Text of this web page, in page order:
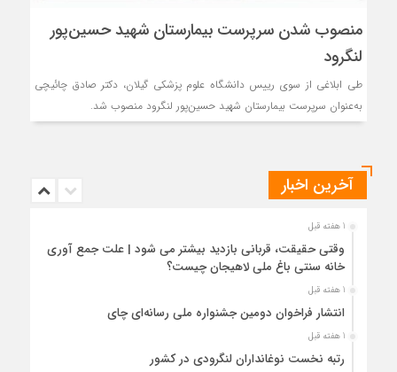
منصوب شدن سرپرست بیمارستان شهید حسین‌پور
لنگرود
طی ابلاغی از سوی رییس دانشگاه علوم پزشکی گیلان، دکتر صادق چائیچی
به‌عنوان سرپرست بیمارستان شهید حسین‌پور لنگرود منصوب شد.
آخرین اخبار
1 هفته قبل
وقتی حقیقت، قربانی بازدید بیشتر می شود | علت جمع آوری
خانه سنتی باغ ملی لاهیجان چیست؟
1 هفته قبل
انتشار فراخوان دومین جشنواره ملی رسانه‌ای چای
1 هفته قبل
رتبه نخست نوغانداران لنگرودی در کشور